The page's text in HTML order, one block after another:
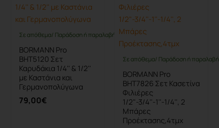
Σε απόθεμα/ Παράδοση ή παραλαβή έως 10 ημέρες
BORMANN Pro
BHT5120 Σετ
Καρυδάκια 1/4'' & 1/2''
με Καστάνια και
Γερμανοπολύγωνα
79,00€
Σε απόθεμα/ Παράδοση ή
BORMANN Pro
BHT7826 Σετ Κασετίνα
Φιλιέρες
1/2"-3/4''-1''-1/4'', 2
Μπάρες
Προέκτασης,4τμχ